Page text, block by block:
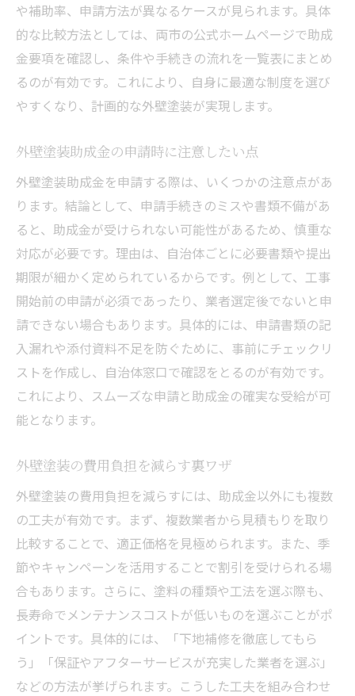
や補助率、申請方法が異なるケースが見られます。具体
的な比較方法としては、両市の公式ホームページで助成
金要項を確認し、条件や手続きの流れを一覧表にまとめ
るのが有効です。これにより、自身に最適な制度を選び
やすくなり、計画的な外壁塗装が実現します。
外壁塗装助成金の申請時に注意したい点
外壁塗装助成金を申請する際は、いくつかの注意点があ
ります。結論として、申請手続きのミスや書類不備があ
ると、助成金が受けられない可能性があるため、慎重な
対応が必要です。理由は、自治体ごとに必要書類や提出
期限が細かく定められているからです。例として、工事
開始前の申請が必須であったり、業者選定後でないと申
請できない場合もあります。具体的には、申請書類の記
入漏れや添付資料不足を防ぐために、事前にチェックリ
ストを作成し、自治体窓口で確認をとるのが有効です。
これにより、スムーズな申請と助成金の確実な受給が可
能となります。
外壁塗装の費用負担を減らす裏ワザ
外壁塗装の費用負担を減らすには、助成金以外にも複数
の工夫が有効です。まず、複数業者から見積もりを取り
比較することで、適正価格を見極められます。また、季
節やキャンペーンを活用することで割引を受けられる場
合もあります。さらに、塗料の種類や工法を選ぶ際も、
長寿命でメンテナンスコストが低いものを選ぶことがポ
イントです。具体的には、「下地補修を徹底してもら
う」「保証やアフターサービスが充実した業者を選ぶ」
などの方法が挙げられます。こうした工夫を組み合わせ